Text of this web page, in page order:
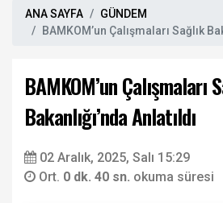
ANA SAYFA
GÜNDEM
BAMKOM’un Çalışmaları Sağlık
BAMKOM’un Çalışmaları
Bakanlığı’nda Anlatıldı
02 Aralık, 2025, Salı 15:29
Ort. 0 dk. 40 sn. okuma süresi